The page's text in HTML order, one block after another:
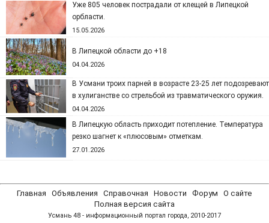
Уже 805 человек пострадали от клещей в Липецкой
орбласти.
15.05.2026
В Липецкой области до +18
04.04.2026
В Усмани троих парней в возрасте 23-25 лет подозревают
в хулиганстве со стрельбой из травматического оружия.
04.04.2026
В Липецкую область приходит потепление. Температура
резко шагнет к «плюсовым» отметкам.
27.01.2026
Главная Объявления Справочная Новости Форум
О сайте
Полная версия сайта
Усмань 48 - информационный портал города, 2010-2017